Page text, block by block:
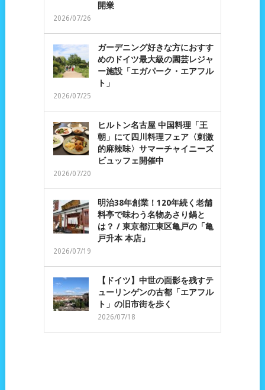
開業
2026/07/26
ガーデニング好きな方におすす
めのドイツ最大級の園芸レジャ
ー施設「エガパーク・エアフル
ト」
2026/07/25
ヒルトン名古屋 中国料理「王
朝」にて四川料理フェア〈刺激
的麻辣味〉サマーチャイニーズ
ビュッフェ開催中
2026/07/20
明治38年創業！120年続く老舗
料亭で味わう名物あさり鍋と
は？ / 東京都江東区亀戸の「亀
戸升本 本店」
2026/07/19
【ドイツ】中世の面影を残すテ
ューリンゲンの古都「エアフル
ト」の旧市街を歩く
2026/07/18